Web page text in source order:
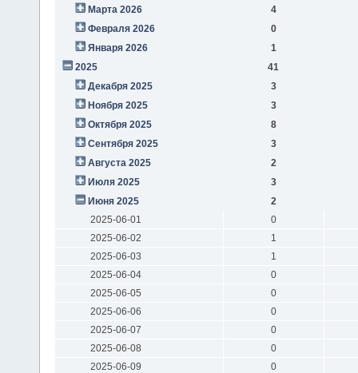
Марта 2026
4
Февраля 2026
0
Января 2026
1
2025
41
Декабря 2025
3
Ноября 2025
3
Октября 2025
8
Сентября 2025
3
Августа 2025
2
Июля 2025
3
Июня 2025
2
2025-06-01
0
2025-06-02
1
2025-06-03
1
2025-06-04
0
2025-06-05
0
2025-06-06
0
2025-06-07
0
2025-06-08
0
2025-06-09
0